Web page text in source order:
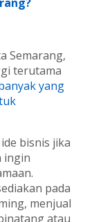
Semarang,
terutama
yang
bisnis jika
ingin
pada
menjual
atau